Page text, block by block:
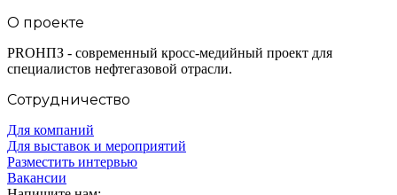
О проекте
PROНПЗ - современный кросс-медийный проект для
специалистов нефтегазовой отрасли.
Сотрудничество
Для компаний
Для выставок и мероприятий
Разместить интервью
Вакансии